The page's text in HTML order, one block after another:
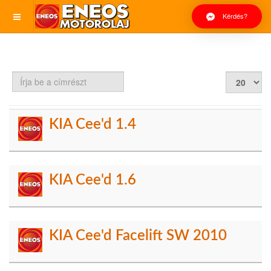
Kérdés?
Írja
a
KIA Cee'd 1.4
KIA Cee'd 1.6
KIA Cee'd Facelift SW 2010